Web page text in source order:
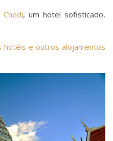
Chedi, um hotel sofisticado,
hotéis e outros alojamentos